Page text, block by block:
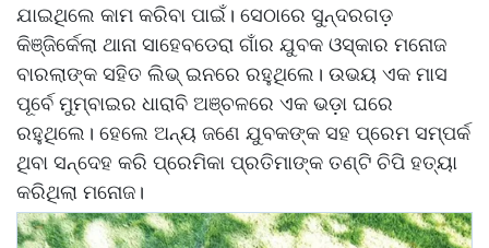
ଯାଇଥିଲେ କାମ କରିବା ପାଇଁ। ସେଠାରେ ସୁନ୍ଦରଗଡ଼
କିଞ୍ଜିର୍କେଲା ଥାନା ସାହେବଡେରା ଗାଁର ଯୁବକ ଓସ୍କାର ମନୋଜ
ବାରଲାଙ୍କ ସହିତ ଲିଭ୍ ଇନରେ ରହୁଥିଲେ। ଉଭୟ ଏକ ମାସ
ପୂର୍ବେ ମୁମ୍ବାଇର ଧାରାବି ଅଞ୍ଚଳରେ ଏକ ଭଡ଼ା ଘରେ
ରହୁଥିଲେ। ହେଲେ ଅନ୍ୟ ଜଣେ ଯୁବକଙ୍କ ସହ ପ୍ରେମ ସମ୍ପର୍କ
ଥିବା ସନ୍ଦେହ କରି ପ୍ରେମିକା ପ୍ରତିମାଙ୍କ ତଣ୍ଟି ଚିପି ହତ୍ୟା
କରିଥିଲା ମନୋଜ।